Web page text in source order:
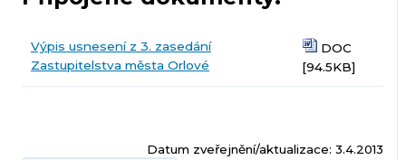
Výpis usnesení z 3. zasedání
Zastupitelstva města Orlové
DOC
[94.5KB]
Datum zveřejnění/aktualizace: 3.4.2013